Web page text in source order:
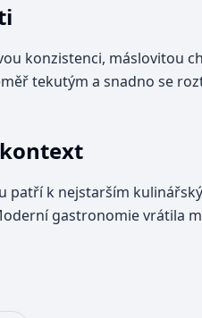
konzistenci, máslovitou
tekutým a snadno se
patří k nejstarším
gastronomie vrátila